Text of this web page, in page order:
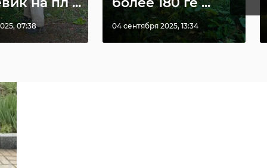
07:38 04 сентября 2025, 13:34